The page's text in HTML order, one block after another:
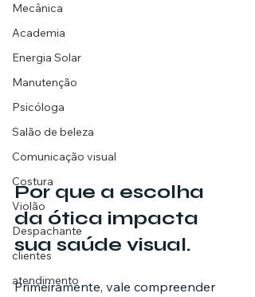
Mecânica
Academia
Energia Solar
Manutenção
Psicóloga
Salão de beleza
Comunicação visual
Costura
Violão
Despachante
clientes
atendimento
Por que a escolha
da ótica impacta
sua saúde visual.
Primeiramente, vale compreender